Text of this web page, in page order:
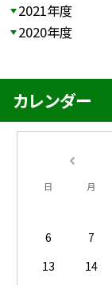
2021年度
2020年度
カレンダー
日 月
6
7
13
14